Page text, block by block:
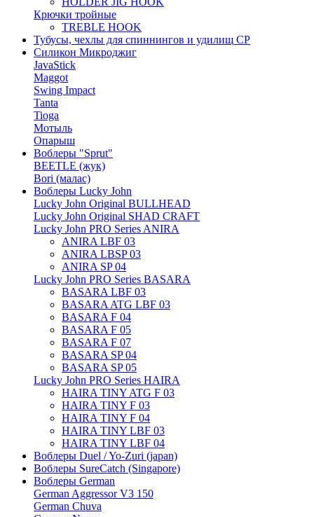
Крючки тройные
TREBLE HOOK
Тубусы, чехлы для спиннингов и удилищ СР
Силикон Микроджиг
JavaStick
Maggot
Swing Impact
Tanta
Tioga
Мотыль
Опарыш
Воблеры "Sprut"
BEETLE (жук)
Bori (малас)
Воблеры Lucky John
Lucky John Original BULLHEAD
Lucky John Original SHAD CRAFT
Lucky John PRO Series ANIRA
ANIRA LBF 03
ANIRA LBSP 03
ANIRA SP 04
Lucky John PRO Series BASARA
BASARA LBF 03
BASARA ATG LBF 03
BASARA F 04
BASARA F 05
BASARA F 07
BASARA SP 04
BASARA SP 05
Lucky John PRO Series HAIRA
HAIRA TINY ATG F 03
HAIRA TINY F 03
HAIRA TINY F 04
HAIRA TINY LBF 03
HAIRA TINY LBF 04
Воблеры Duel / Yo-Zuri (japan)
Воблеры SureCatch (Singapore)
Воблеры German
German Aggressor V3 150
German Chuva